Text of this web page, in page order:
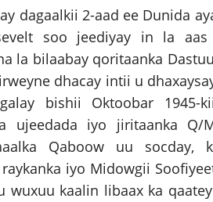
dagaalkii 2-aad ee Dunida
soo jeediyay in la
la bilaabay qoritaanka
dhacay intii u
bishii Oktoobar 1945-
ujeedada iyo jiritaanka Q/
Qaboow uu
iyo Midowgii
wuxuu kaalin libaax ka